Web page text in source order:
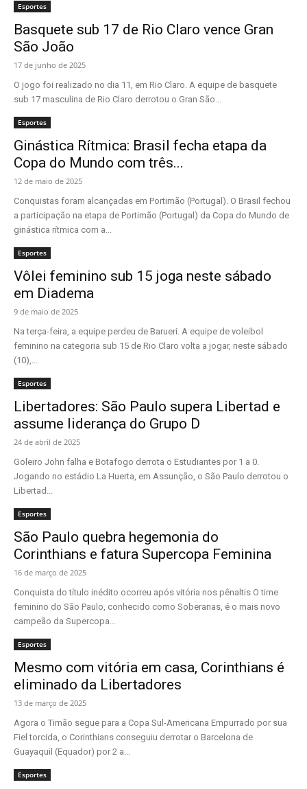
Esportes
Basquete sub 17 de Rio Claro vence Gran
São João
17 de junho de 2025
O jogo foi realizado no dia 11, em Rio Claro. A equipe de basquete
sub 17 masculina de Rio Claro derrotou o Gran São...
Esportes
Ginástica Rítmica: Brasil fecha etapa da
Copa do Mundo com três...
12 de maio de 2025
Conquistas foram alcançadas em Portimão (Portugal). O Brasil fechou
a participação na etapa de Portimão (Portugal) da Copa do Mundo de
ginástica rítmica com a...
Esportes
Vôlei feminino sub 15 joga neste sábado
em Diadema
9 de maio de 2025
Na terça-feira, a equipe perdeu de Barueri. A equipe de voleibol
feminino na categoria sub 15 de Rio Claro volta a jogar, neste sábado
(10),...
Esportes
Libertadores: São Paulo supera Libertad e
assume liderança do Grupo D
24 de abril de 2025
Goleiro John falha e Botafogo derrota o Estudiantes por 1 a 0.
Jogando no estádio La Huerta, em Assunção, o São Paulo derrotou o
Libertad...
Esportes
São Paulo quebra hegemonia do
Corinthians e fatura Supercopa Feminina
16 de março de 2025
Conquista do título inédito ocorreu após vitória nos pênaltis O time
feminino do São Paulo, conhecido como Soberanas, é o mais novo
campeão da Supercopa...
Esportes
Mesmo com vitória em casa, Corinthians é
eliminado da Libertadores
13 de março de 2025
Agora o Timão segue para a Copa Sul-Americana Empurrado por sua
Fiel torcida, o Corinthians conseguiu derrotar o Barcelona de
Guayaquil (Equador) por 2 a...
Esportes